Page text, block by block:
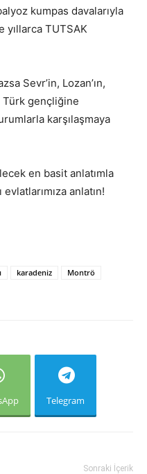
kumpas davalarıyla
yıllarca TUTSAK
Sevr’in, Lozan’ın,
Türk gençliğine
karşılaşmaya
en basit anlatımla
anlatın!
karadeniz
Montrö
Telegram
Sonraki İçerik